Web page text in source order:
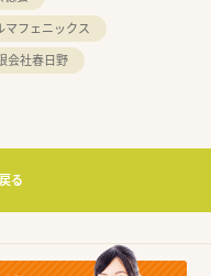
マフェニックス
会社春日野
る